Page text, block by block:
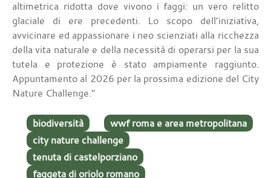
altimetrica ridotta dove vivono i faggi: un vero relitto
glaciale di ere precedenti. Lo scopo dell’iniziativa,
avvicinare ed appassionare i neo scienziati alla ricchezza
della vita naturale e della necessità di operarsi per la sua
tutela e protezione è stato ampiamente raggiunto.
Appuntamento al 2026 per la prossima edizione del City
Nature Challenge."
biodiversità
wwf roma e area metropolitana
city nature challenge
tenuta di castelporziano
faggeta di oriolo romano